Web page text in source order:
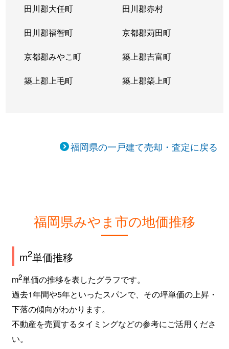
田川郡大任町 田川郡赤村
田川郡福智町 京都郡苅田町
京都郡みやこ町 築上郡吉富町
築上郡上毛町 築上郡築上町
福岡県の一戸建て売却・査定に戻る
福岡県みやま市の地価推移
m2単価推移
m2単価の推移を表したグラフです。
過去1年間や5年といったスパンで、その坪単価の上昇・
下落の傾向がわかります。
不動産を売買するタイミングなどの参考にご活用くださ
い。